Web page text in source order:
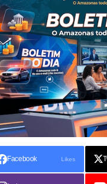
Facebook Likes